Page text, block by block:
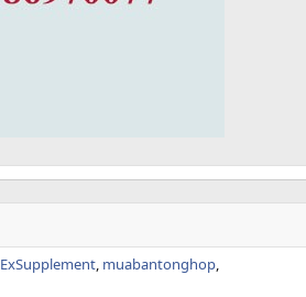
ExSupplement muabantonghop